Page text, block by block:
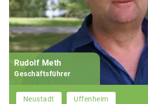
Rudolf Meth
Geschäftsführer
Neustadt Uffenheim